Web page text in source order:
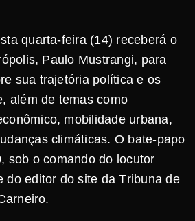
quarta-feira (14) receberá o
Paulo Mustrangi, para
sua trajetória política e os
além de temas como
mobilidade urbana,
climáticas. O bate-papo
sob o comando do locutor
do editor do site da Tribuna de